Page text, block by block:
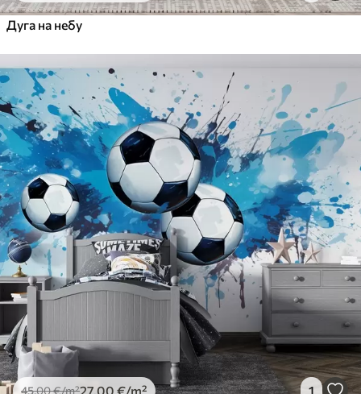
Дуга на небу
45.00€/m²27 .00 €/m² 1